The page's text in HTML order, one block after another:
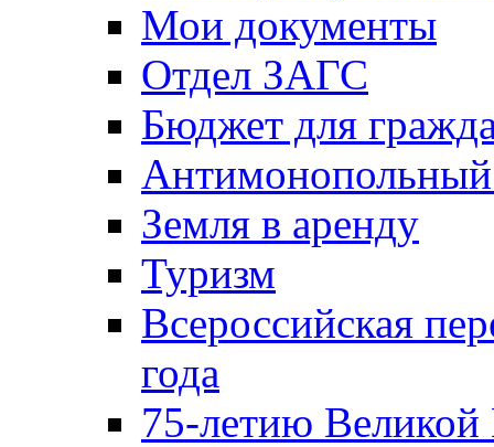
Мои документы
Отдел ЗАГС
Бюджет для
Антимонопольный
Земля в аренду
Туризм
Всероссийская
года
75-летию